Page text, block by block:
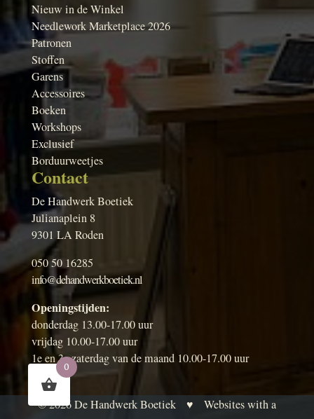
Nieuw in de Winkel
Needlework Marketplace 2026
Patronen
Stoffen
Garens
Accessoires
Boeken
Workshops
Exclusief
Borduurweetjes
Contact
De Handwerk Boetiek
Julianaplein 8
9301 LA Roden
050 50 16285
info@dehandwerkboetiek.nl
Openingstijden:
donderdag 13.00-17.00 uur
vrijdag 10.00-17.00 uur
1e en 3e zaterdag van de maand 10.00-17.00 uur
© 2026De Handwerk Boetiek ♥
Websites with a
0